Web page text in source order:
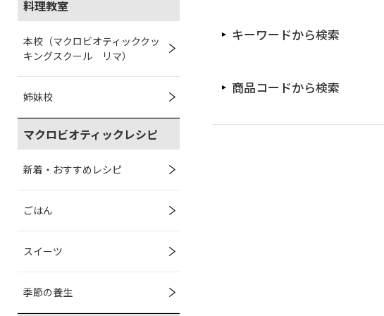
料理教室
本校（マクロビオティッククッ
キングスクール リマ）
姉妹校
マクロビオティックレシピ
新着・おすすめレシピ
ごはん
スイーツ
季節の養生
キーワードから検索
商品コードから検索